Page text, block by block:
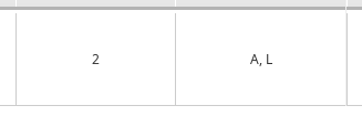
2 A, L